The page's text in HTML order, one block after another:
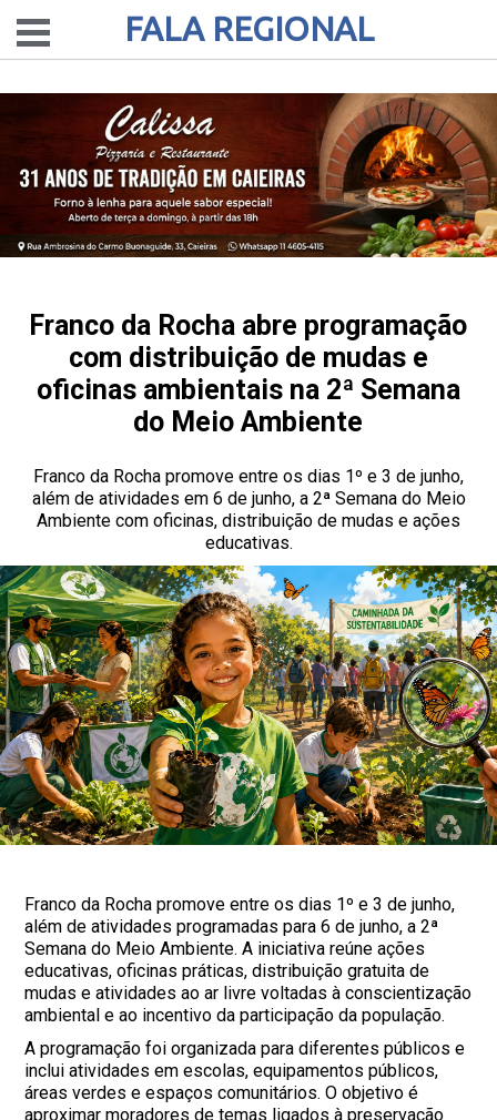
FALA REGIONAL
Franco da Rocha abre programação
com distribuição de mudas e
oficinas ambientais na 2ª Semana
do Meio Ambiente
Franco da Rocha promove entre os dias 1º e 3 de junho,
além de atividades em 6 de junho, a 2ª Semana do Meio
Ambiente com oficinas, distribuição de mudas e ações
educativas.
Franco da Rocha promove entre os dias 1º e 3 de junho,
além de atividades programadas para 6 de junho, a 2ª
Semana do Meio Ambiente. A iniciativa reúne ações
educativas, oficinas práticas, distribuição gratuita de
mudas e atividades ao ar livre voltadas à conscientização
ambiental e ao incentivo da participação da população.
A programação foi organizada para diferentes públicos e
inclui atividades em escolas, equipamentos públicos,
áreas verdes e espaços comunitários. O objetivo é
aproximar moradores de temas ligados à preservação